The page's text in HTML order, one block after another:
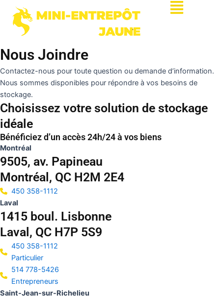
contenu
Flyout
Nous Joindre
Contactez-nous pour toute question ou demande d’information.
Nous sommes disponibles pour répondre à vos besoins de
stockage.
Choisissez votre solution de stockage
idéale
Bénéficiez d’un accès 24h/24 à vos biens
Montréal
9505, av. Papineau
Montréal, QC H2M 2E4
450 358-1112
Laval
1415 boul. Lisbonne
Laval, QC H7P 5S9
450 358-1112
Particulier
514 778-5426
Entrepreneurs
Saint-Jean-sur-Richelieu